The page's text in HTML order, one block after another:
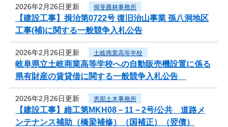
2026年2月26日更新 揖斐農林事務所
【建設工事】揖治第0722号 復旧治山事業 孫八洞地区
工事(補)に関する一般競争入札公告
2026年2月26日更新 土岐商業高等学校
岐阜県立土岐商業高等学校への自動販売機設置に係る
県有財産の賃貸借に関する一般競争入札公告
2026年2月26日更新 恵那土木事務所
【建設工事】維工第MKH08－11－2号/公共 道路メ
ンテナンス補助（橋梁補修）（国補正）（翌債）